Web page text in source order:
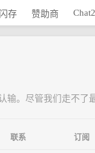
闪存 赞助商
输。尽管我们走不了
联系 订阅